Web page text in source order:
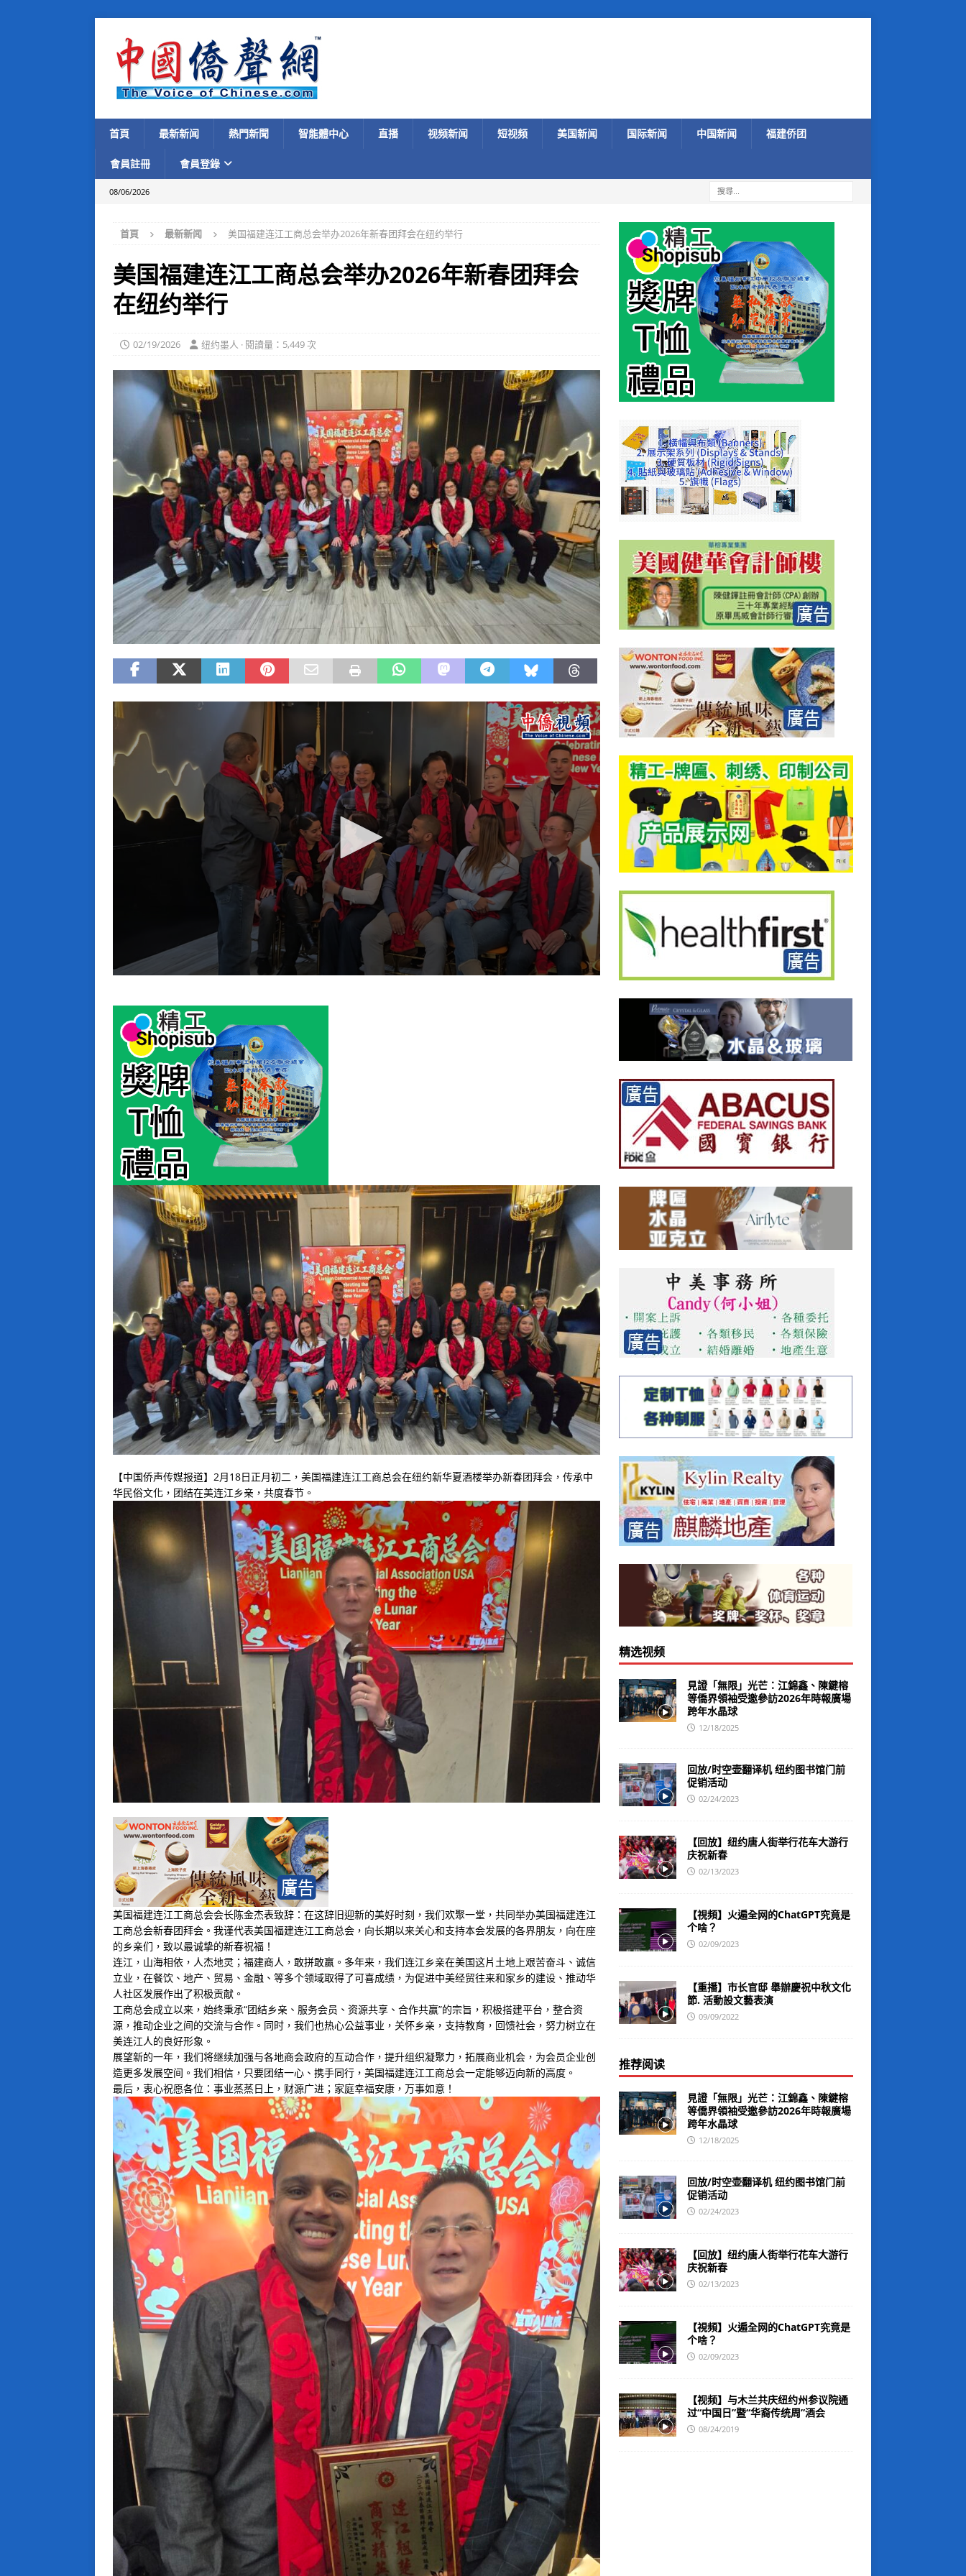
首頁 最新新闻 熱門新聞 智能體中心 直播 视频新闻 短视频 美国新闻 国际新闻 中国新闻 福建侨团
會員註冊 會員登錄
08/06/2026
首頁 最新新闻 美国福建连江工商总会举办2026年新春团拜会在纽约举行
美国福建连江工商总会举办2026年新春团拜会
在纽约举行
02/19/2026 纽约墨人 · 閱讀量：5,449 次
【中国侨声传媒报道】2月18日正月初二，美国福建连江工商总会在纽约新华夏酒楼举办新春团拜会，传承中
华民俗文化，团结在美连江乡亲，共度春节。
美国福建连江工商总会会长陈金杰表致辞：在这辞旧迎新的美好时刻，我们欢聚一堂，共同举办美国福建连江
工商总会新春团拜会。我谨代表美国福建连江工商总会，向长期以来关心和支持本会发展的各界朋友，向在座
的乡亲们，致以最诚挚的新春祝福！
连江，山海相依，人杰地灵；福建商人，敢拼敢赢。多年来，我们连江乡亲在美国这片土地上艰苦奋斗、诚信
立业，在餐饮、地产、贸易、金融、等多个领域取得了可喜成绩，为促进中美经贸往来和家乡的建设、推动华
人社区发展作出了积极贡献。
工商总会成立以来，始终秉承“团结乡亲、服务会员、资源共享、合作共赢”的宗旨，积极搭建平台，整合资
源，推动企业之间的交流与合作。同时，我们也热心公益事业，关怀乡亲，支持教育，回馈社会，努力树立在
美连江人的良好形象。
展望新的一年，我们将继续加强与各地商会政府的互动合作，提升组织凝聚力，拓展商业机会，为会员企业创
造更多发展空间。我们相信，只要团结一心、携手同行，美国福建连江工商总会一定能够迈向新的高度。
最后，衷心祝愿各位：事业蒸蒸日上，财源广进；家庭幸福安康，万事如意！
精选视频
見證「無限」光芒：江錦鑫、陳鍵榕
等僑界領袖受邀參訪2026年時報廣場
跨年水晶球
12/18/2025
回放/时空壶翻译机 纽约图书馆门前
促销活动
02/24/2023
【回放】纽约唐人街举行花车大游行
庆祝新春
02/13/2023
【視頻】火遍全网的ChatGPT究竟是
个啥？
02/09/2023
【重播】市长官邸 舉辦慶祝中秋文化
節. 活動設文藝表演
09/09/2022
推荐阅读
見證「無限」光芒：江錦鑫、陳鍵榕
等僑界領袖受邀參訪2026年時報廣場
跨年水晶球
12/18/2025
回放/时空壶翻译机 纽约图书馆门前
促销活动
02/24/2023
【回放】纽约唐人街举行花车大游行
庆祝新春
02/13/2023
【視頻】火遍全网的ChatGPT究竟是
个啥？
02/09/2023
【视频】与木兰共庆纽约州参议院通
过“中国日”暨“华裔传统周”酒会
08/24/2019